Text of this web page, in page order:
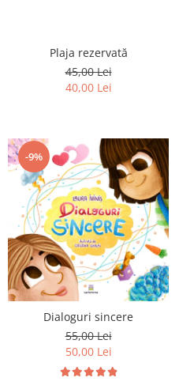
Plaja rezervată
45,00 Lei
40,00 Lei
-9%
Dialoguri sincere
55,00 Lei
50,00 Lei